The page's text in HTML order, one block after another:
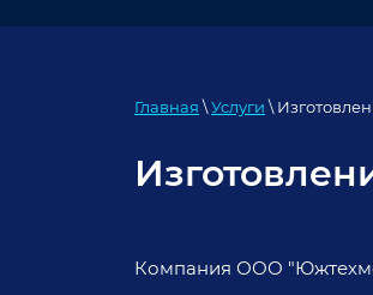
Главная\Услуги\
Компания ООО